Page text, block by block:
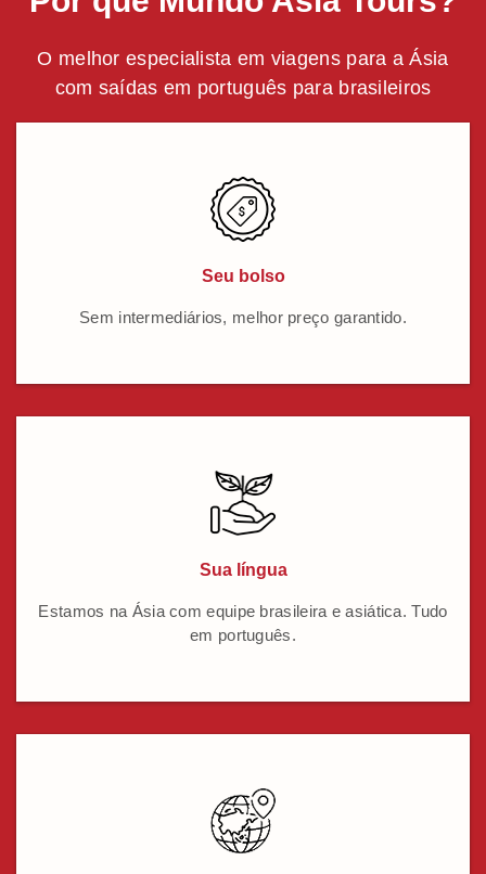
O melhor especialista em viagens para a Ásia
com saídas em português para brasileiros
Seu bolso
Sem intermediários, melhor preço garantido.
Sua língua
Estamos na Ásia com equipe brasileira e asiática. Tudo
em português.